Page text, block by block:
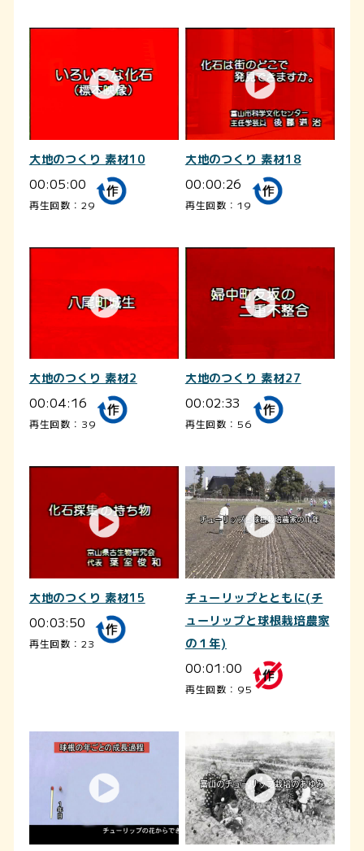
大地のつくり 素材10
00:05:00
再生回数：29
大地のつくり 素材18
00:00:26
再生回数：19
大地のつくり 素材2
00:04:16
再生回数：39
大地のつくり 素材27
00:02:33
再生回数：56
大地のつくり 素材15
00:03:50
再生回数：23
チューリップとともに(チ
ューリップと球根栽培農家
の１年)
00:01:00
再生回数：95